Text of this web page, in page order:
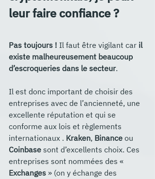
leur faire confiance ?
Pas toujours ! Il faut être vigilant car il
existe malheureusement beaucoup
d’escroqueries dans le secteur.
Il est donc important de choisir des
entreprises avec de l’ancienneté, une
excellente réputation et qui se
conforme aux lois et règlements
internationaux . Kraken, Binance ou
Coinbase sont d’excellents choix. Ces
entreprises sont nommées des «
Exchanges » (on y échange des